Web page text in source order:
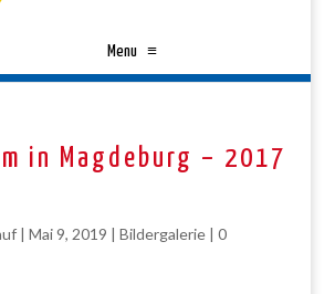
Menu ≡
in Magdeburg – 2017
| Mai 9, 2019 | Bildergalerie| 0